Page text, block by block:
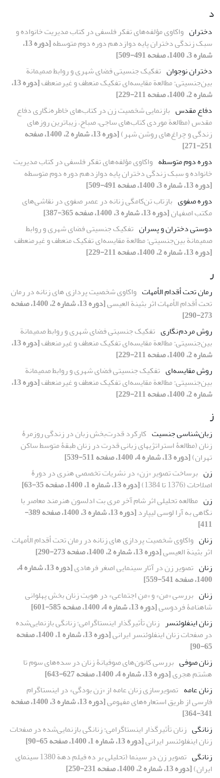
د
دختران واکاوی مؤلفه‌های تفکر فلسفی در کتاب مدیریت خانواده و
سبک زندگی دختران پایه دوازدهم دوره دوم متوسطه
[دوره 13،
شماره 3، 1400، صفحه 491-509]
دختران نوجوان تفکیک جنسیتی فضای شهری و روابط صمیمانة
بین‌جنسیتی: مطالعة مقایسه‌ای تفکیک منعطف و غیرمنعطف
[دوره 13،
شماره 2، 1400، صفحه 211-229]
دفاع مقدس بازنمایی شخصیت زن در کتاب‌های خاطره‌نگاری دفاع
‌مقدس (مطالعة موردی کتاب‌های ساجی، صباح، زیباترین روزهای
زندگی و چراغ‌های روشن شهر)
[دوره 13، شماره 2، 1400، صفحه
251-271]
دوره دوم متوسطه واکاوی مؤلفه‌های تفکر فلسفی در کتاب مدیریت
خانواده و سبک زندگی دختران پایه دوازدهم دوره دوم متوسطه
[دوره 13، شماره 3، 1400، صفحه 491-509]
دوره صفوی بازتاب تن‌کامگی زنانه در عصر صفوی در نقاشی‌های
مکتب اصفهان[دوره 13، شماره 3، 1400، صفحه 365-387]
دوستی دختران و پسران تفکیک جنسیتی فضای شهری و روابط
صمیمانة بین‌جنسیتی: مطالعة مقایسه‌ای تفکیک منعطف و غیرمنعطف
[دوره 13، شماره 2، 1400، صفحه 211-229]
ر
رمان تحت أقدام الأمهات واکاوی شخصیت‏ پردازی‏ های زنانه در رمان
تحت أقدام الأمهات اثر بثینة ‌العیسی
[دوره 13، شماره 2، 1400، صفحه
273-290]
روش مردم نگاری تفکیک جنسیتی فضای شهری و روابط صمیمانة
بین‌جنسیتی: مطالعة مقایسه‌ای تفکیک منعطف و غیرمنعطف
[دوره 13،
شماره 2، 1400، صفحه 211-229]
روش مقایسه‌ای تفکیک جنسیتی فضای شهری و روابط صمیمانة
بین‌جنسیتی: مطالعة مقایسه‌ای تفکیک منعطف و غیرمنعطف
[دوره 13،
شماره 2، 1400، صفحه 211-229]
ز
زبان‌شناسی جنسیت کارکرد قدرت‌بخش زبان در زندگی روزمرۀ
زنان (مطالعۀ استراتژی‏های زبانی قدرت در زنان طبقۀ متوسط ساکن
تهران)[دوره 13، شماره 4، 1400، صفحه 511-539]
زن برساخت تصویر «زن» در نشریات تخصصی هنری در دورۀ
اصلاحات (1376 تا 1384)
[دوره 13، شماره 1، 1400، صفحه 35-63]
زن مطالعه تحلیلی اثر شام آخر مری بت ادلسون هنرمند معاصر با
نگاهی به آرا لوسی لیپارد
[دوره 13، شماره 3، 1400، صفحه 389-
411]
زنان واکاوی شخصیت‏ پردازی‏ های زنانه در رمان تحت أقدام الأمهات
اثر بثینة ‌العیسی[دوره 13، شماره 2، 1400، صفحه 273-290]
زنان تصویر زن در آثار سینمایی اصغر فرهادی
[دوره 13، شماره 4،
1400، صفحه 541-559]
زنان بررسی «من» و «منِ اجتماعی» در هویت زنان بخش پهلوانی
شاهنامۀ فردوسی[دوره 13، شماره 4، 1400، صفحه 585-601]
زنان اینفلوئنسر زنان تأثیرگذار اینستاگرامی؛ زنانگی بازنمایی‌شده
در صفحات زنان اینفلوئنسر ایرانی
[دوره 13، شماره 1، 1400، صفحه
65-90]
زنان صوفی بررسی کانون‌‌های صوفیانۀ زنان در سده‌‌های سوم تا
هشتم هجری[دوره 13، شماره 4، 1400، صفحه 627-643]
زنان عامه تصویرسازی زنان عامه از «زن بودگی» در اینستاگرام
فارسی از طریق استعاره‌های مفهومی
[دوره 13، شماره 3، 1400، صفحه
341-364]
زنانگی زنان تأثیرگذار اینستاگرامی؛ زنانگی بازنمایی‌شده در صفحات
زنان اینفلوئنسر ایرانی[دوره 13، شماره 1، 1400، صفحه 65-90]
زنانگی
تصویر زن در سینما (تحلیلی بر ده فیلم دهة 1380 سینمای
ایران)[دوره 13، شماره 2، 1400، صفحه 231-250]